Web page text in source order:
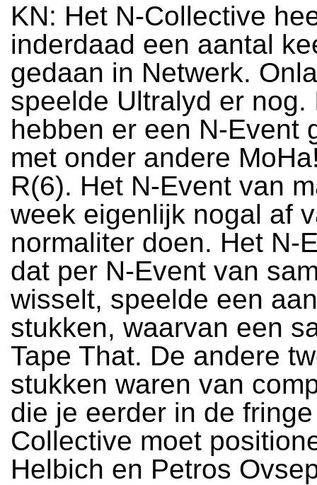
KN: Het N-Collective
inderdaad een aantal
gedaan in Netwerk.
speelde Ultralyd er nog.
hebben er een N-Event
met onder andere
R(6). Het N-Event van
week eigenlijk nogal af
normaliter doen. Het N-
dat per N-Event van
wisselt, speelde een
stukken, waarvan een
Tape That. De andere
stukken waren van
die je eerder in de
Collective moet
Helbich en Petros